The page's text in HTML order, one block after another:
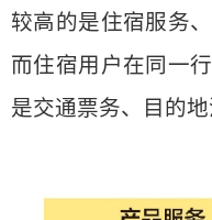
较高的是住宿服务
而住宿用户在同一
是交通票务、目的地